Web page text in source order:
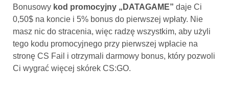
Bonusowy kod promocyjny „DATAGAME” daje Ci
0,50$ na koncie i 5% bonus do pierwszej wpłaty. Nie
masz nic do stracenia, więc radzę wszystkim, aby użyli
tego kodu promocyjnego przy pierwszej wpłacie na
stronę CS Fail i otrzymali darmowy bonus, który pozwoli
Ci wygrać więcej skórek CS:GO.